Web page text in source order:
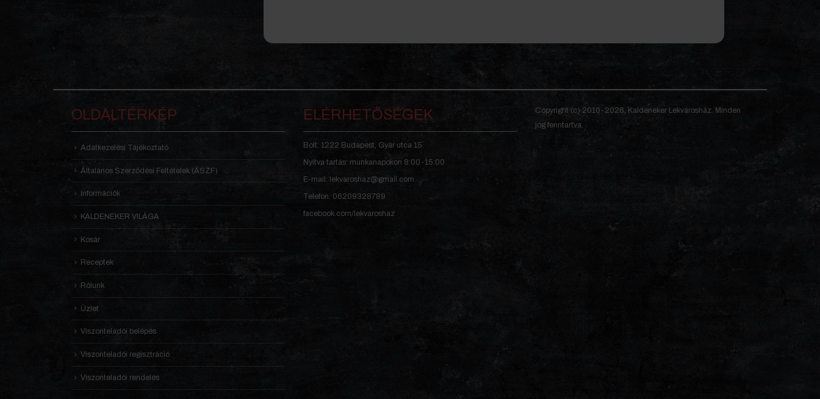
OLDALTÉRKÉP
Adatkezelési Tájékoztató
Általános Szerződési Feltételek (ÁSZF)
Információk
KALDENEKER VILÁGA
Kosár
Receptek
Rólunk
Üzlet
Viszonteladói belépés
Viszonteladói regisztráció
Viszonteladói rendelés
ELÉRHETŐSÉGEK
Bolt: 1222 Budapest, Gyár utca 15.
Nyitva tartás: munkanapokon 8:00-15:00
E-mail: lekvaroshaz@gmail.com
Telefon: 06209328789
facebook.com/lekvaroshaz
Copyright (c) 2010-2026, Kaldeneker Lekvárosház. Minden
jog fenntartva.